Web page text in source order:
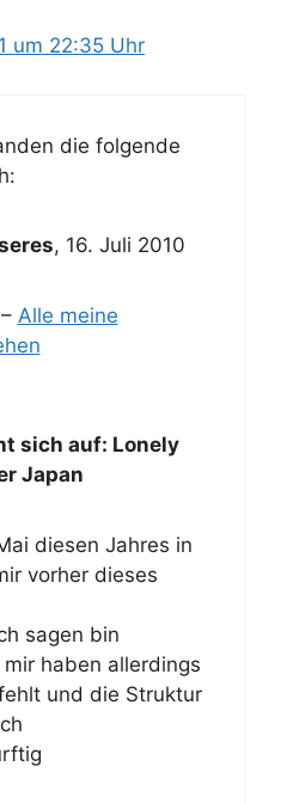
um 22:35 Uhr
die folgende
, 16. Juli 2010
Alle meine
sich auf: Lonely
Japan
diesen Jahres in
vorher dieses
sagen bin
haben allerdings
und die Struktur